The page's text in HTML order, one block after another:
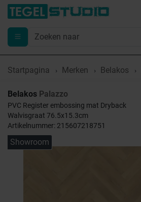
Startpagina Merken Belakos
Belakos Palazzo
PVC Register embossing mat Dryback
Walvisgraat 76.5x15.3cm
Artikelnummer: 215607218751
Showroom